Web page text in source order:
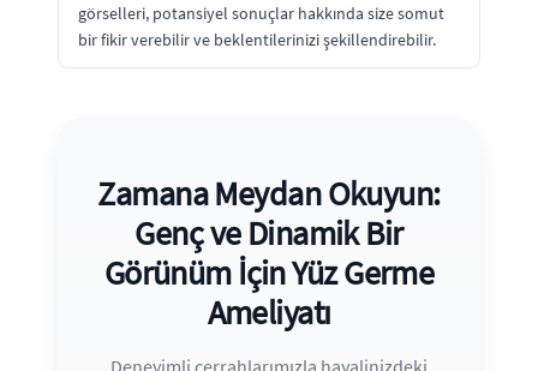
görselleri, potansiyel sonuçlar hakkında size somut
bir fikir verebilir ve beklentilerinizi şekillendirebilir.
Zamana Meydan Okuyun:
Genç ve Dinamik Bir
Görünüm İçin Yüz Germe
Ameliyatı
Deneyimli cerrahlarımızla hayalinizdeki